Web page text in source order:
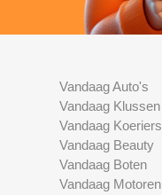
Vandaag Auto's
Vandaag Klussen
Vandaag Koeriers
Vandaag Beauty
Vandaag Boten
Vandaag Motoren